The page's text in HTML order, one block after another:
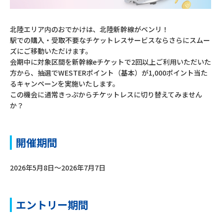
北陸エリア内のおでかけは、北陸新幹線がベンリ！
駅での購入・受取不要なチケットレスサービスならさらにスムー
ズにご移動いただけます。
会期中に対象区間を新幹線eチケットで2回以上ご利用いただいた
方から、抽選でWESTERポイント（基本）が1,000ポイント当た
るキャンペーンを実施いたします。
この機会に通常きっぷからチケットレスに切り替えてみません
か？
開催期間
2026年5月8日～2026年7月7日
エントリー期間